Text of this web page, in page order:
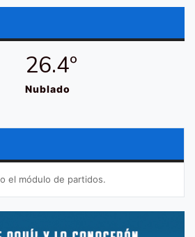
26.4º
Nublado
el módulo de partidos.